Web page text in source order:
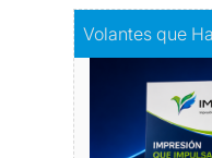
Volantes que
Comprar